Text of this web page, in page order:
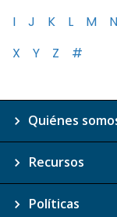
I
J K L M N
X
Y Z #
Quiénes
Recursos
Políticas